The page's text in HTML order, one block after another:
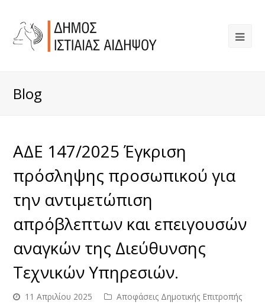
Blog
ΑΔΕ 147/2025 Έγκριση
πρόσληψης προσωπικού για
την αντιμετώπιση
απρόβλεπτων και επειγουσών
αναγκών της Διεύθυνσης
Τεχνικών Υπηρεσιών.
11 Απριλίου 2025 Αποφάσεις Δημοτικής Επιτροπής